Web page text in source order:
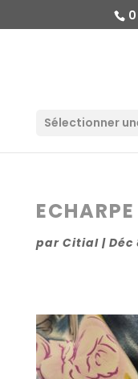
Sélectionner
par Citial| Déc